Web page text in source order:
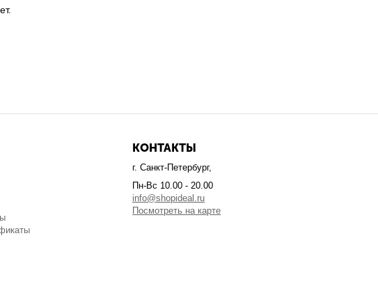
КОНТАКТЫ
г. Санкт-Петербург,
Пн-Вс 10.00 - 20.00
info@shopideal.ru
Посмотреть на карте